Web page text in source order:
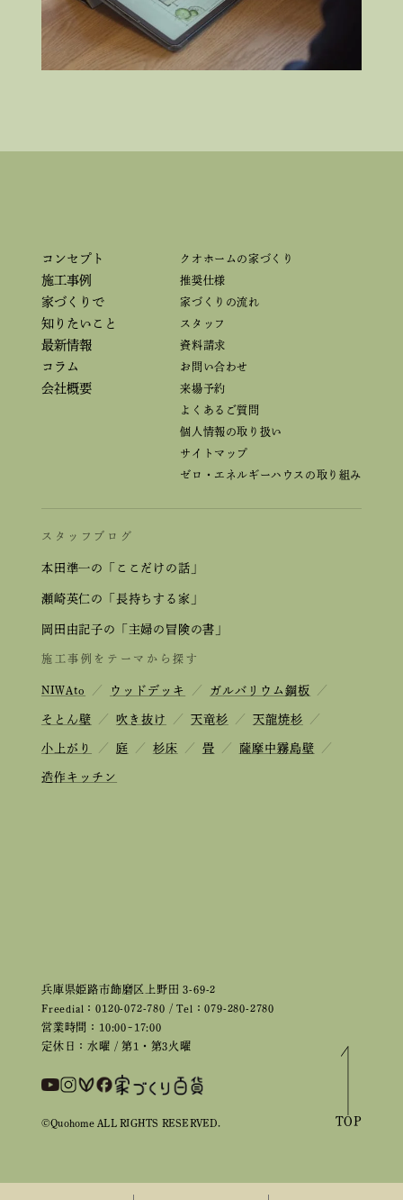
兵庫県姫路市飾磨区上野田 3-69-2
Freedial：0120-072-780 / Tel：079-280-2780
営業時間：10:00~17:00
定休日：水曜 / 第1・第3火曜
コンセプト
施工事例
家づくりで
知りたいこと
最新情報
コラム
会社概要
クオホームの家づくり
推奨仕様
家づくりの流れ
スタッフ
資料請求
お問い合わせ
来場予約
よくあるご質問
個人情報の取り扱い
サイトマップ
ゼロ・エネルギーハウスの取り組み
スタッフブログ
本田準一の「ここだけの話」
瀬崎英仁の「長持ちする家」
岡田由記子の「主婦の冒険の書」
施工事例をテーマから探す
NIWAto ／ ウッドデッキ ／ ガルバリウム鋼板 ／
そとん壁 ／ 吹き抜け ／ 天竜杉 ／ 天龍焼杉 ／
小上がり ／ 庭 ／ 杉床 ／ 畳 ／ 薩摩中霧島壁 ／
造作キッチン
©Quohome ALL RIGHTS RESERVED. TOP